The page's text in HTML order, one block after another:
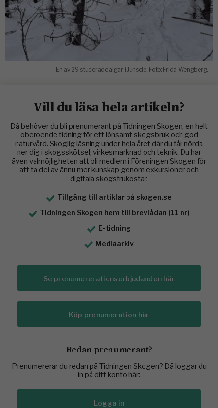
En av 29 studerade älgar i Junsele. Foto: Frida Wengberg.
Vill du läsa hela artikeln?
Då behöver du bli prenumerant på Tidningen Skogen, en helt
oberoende tidning för ett lönsamt skogsbruk och god
naturvård. Skoglig läsning under hela året där du får nörda
ner dig i skogsskötsel, virkesmarknad och teknik. Du har
även valmöjligheten att bli medlem i Föreningen Skogen för
att ta del av ännu mer kunskap genom exkursioner och
digitala skogsfrukostar.
Tillgång till artiklar på skogen.se
Tidningen Skogen hem till brevlådan (11 nr)
E-tidning
Mediaarkiv
Se prenumererationserbjudanden här
Köp prenumeration här
Redan prenumerant?
Prenumererar du redan på Tidningen Skogen? Då loggar du
in på ditt konto här:
Logga in